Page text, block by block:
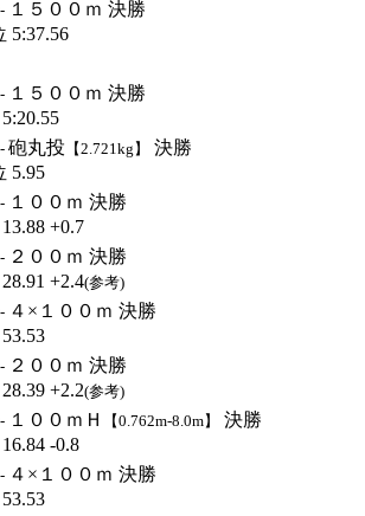
１５００ｍ 決勝
5:37.56
１５００ｍ 決勝
砲丸投 【2.721kg】
決勝
5.95
１００ｍ 決勝
+0.7
２００ｍ 決勝
+2.4(参考)
４×１００ｍ 決勝
２００ｍ 決勝
+2.2(参考)
１００ｍＨ 【0.762m-8.0m】
決勝
-0.8
４×１００ｍ 決勝